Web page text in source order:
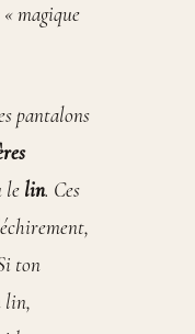
magique
pantalons
le lin. Ces
ton
lin,